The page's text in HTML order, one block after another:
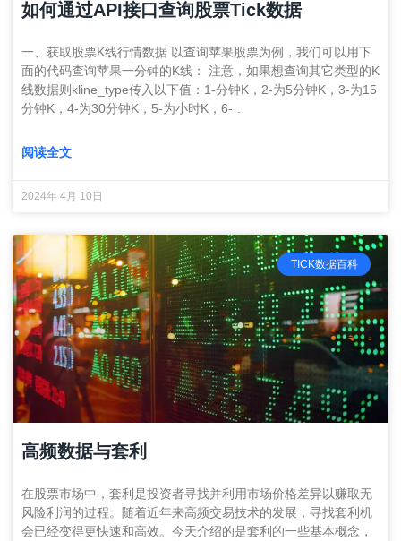
如何通过API接口查询股票Tick数据
一、获取股票K线行情数据 以查询苹果股票为例，我们可以用下
面的代码查询苹果一分钟的K线： 注意，如果想查询其它类型的K
线数据则kline_type传入以下值：1-分钟K，2-为5分钟K，3-为15
分钟K，4-为30分钟K，5-为小时K，6-…
阅读全文
2024年 4月 10日
TICK数据百科
高频数据与套利
在股票市场中，套利是投资者寻找并利用市场价格差异以赚取无
风险利润的过程。随着近年来高频交易技术的发展，寻找套利机
会已经变得更快速和高效。今天介绍的是套利的一些基本概念，